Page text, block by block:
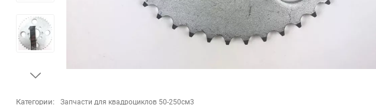
Категории: Запчасти для квадроциклов 50-250см3